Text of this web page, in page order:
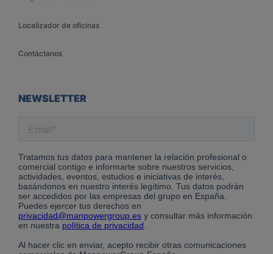
Localizador de oficinas
Contáctanos
NEWSLETTER